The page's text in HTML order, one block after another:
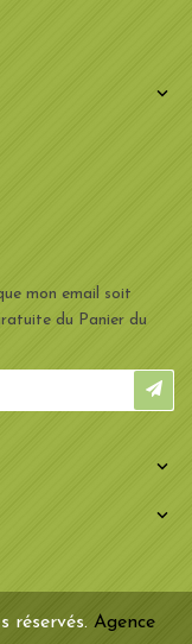

mon email soit
du Panier du


réservés. Agence